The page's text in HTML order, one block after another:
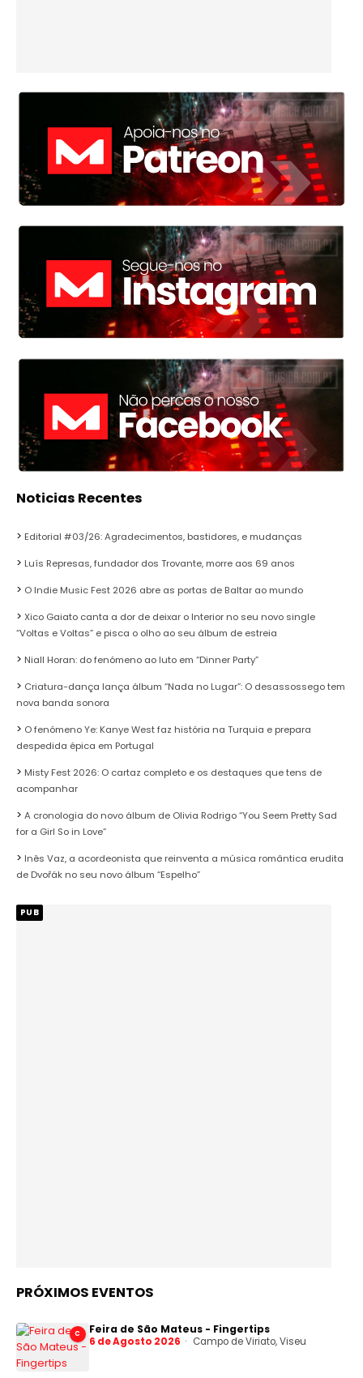
Noticias Recentes
Editorial #03/26: Agradecimentos, bastidores, e mudanças
Luís Represas, fundador dos Trovante, morre aos 69 anos
O Indie Music Fest 2026 abre as portas de Baltar ao mundo
Xico Gaiato canta a dor de deixar o Interior no seu novo single
“Voltas e Voltas” e pisca o olho ao seu álbum de estreia
Niall Horan: do fenómeno ao luto em “Dinner Party”
Criatura-dança lança álbum “Nada no Lugar”: O desassossego tem
nova banda sonora
O fenómeno Ye: Kanye West faz história na Turquia e prepara
despedida épica em Portugal
Misty Fest 2026: O cartaz completo e os destaques que tens de
acompanhar
A cronologia do novo álbum de Olivia Rodrigo “You Seem Pretty Sad
for a Girl So in Love”
Inês Vaz, a acordeonista que reinventa a música romântica erudita
de Dvořák no seu novo álbum “Espelho”
PUB
PRÓXIMOS EVENTOS
C Feira de São Mateus - Fingertips
6 de Agosto 2026 Campo de Viriato, Viseu